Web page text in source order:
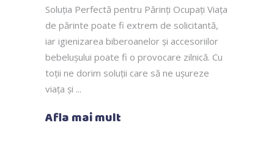
Soluția Perfectă pentru Părinți Ocupați Viața
de părinte poate fi extrem de solicitantă,
iar igienizarea biberoanelor și accesoriilor
bebelușului poate fi o provocare zilnică. Cu
toții ne dorim soluții care să ne ușureze
viața și
Afla mai mult